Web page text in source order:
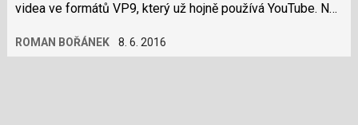
videa ve formátů VP9, který už hojně používá YouTube. Na
ROMAN BOŘÁNEK 8. 6. 2016